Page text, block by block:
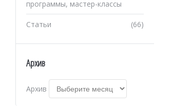
программы, мастер-классы
(66)
Статьи
Архив
Архив